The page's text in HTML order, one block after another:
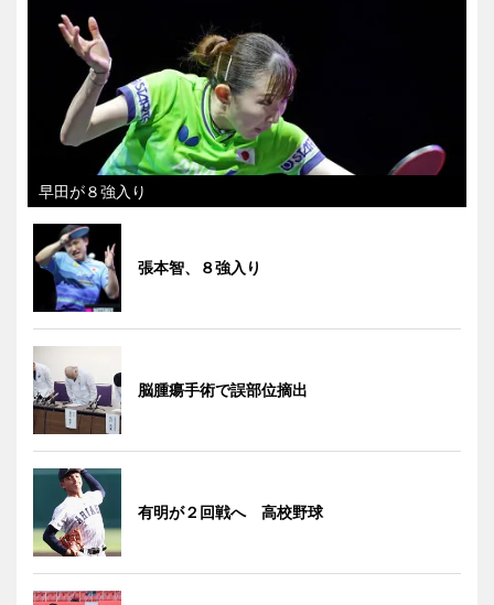
早田が８強入り
張本智、８強入り
脳腫瘍手術で誤部位摘出
有明が２回戦へ 高校野球